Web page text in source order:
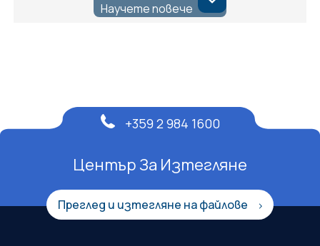
Научете повече
Център За Изтегляне
Преглед и изтегляне на файлове
+359 2 984 1600